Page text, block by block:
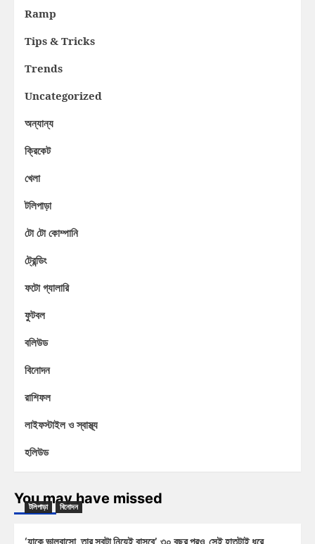
Ramp
Tips & Tricks
Trends
Uncategorized
অন্যান্য
ক্রিকেট
খেলা
টলিপাড়া
টো টো কোম্পানি
ট্রেন্ডিং
ফটো গ্যালারি
ফুটবল
বলিউড
বিনোদন
রাশিফল
লাইফস্টাইল ও স্বাস্থ্য
হলিউড
You may have missed
টলিপাড়া বিনোদন